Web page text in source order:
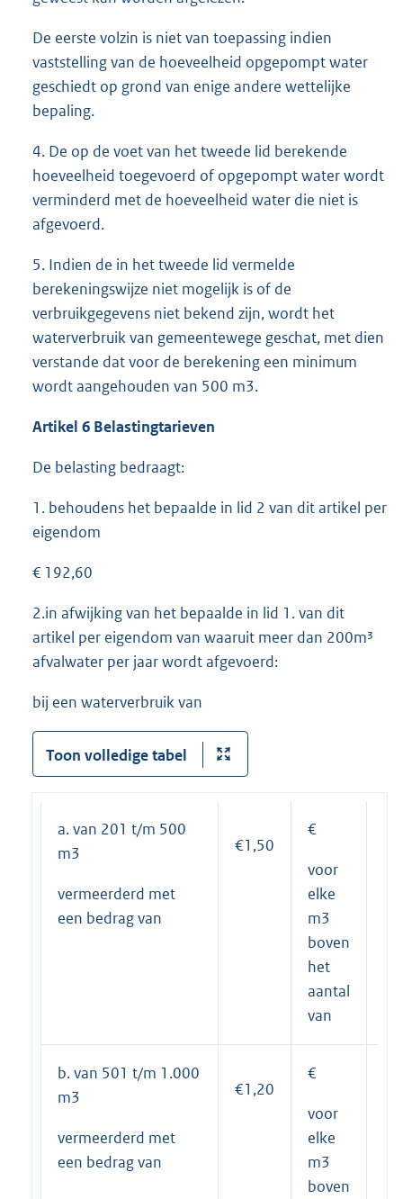
De eerste volzin is niet van toepassing indien
vaststelling van de hoeveelheid opgepompt water
geschiedt op grond van enige andere wettelijke
bepaling.
4. De op de voet van het tweede lid berekende
hoeveelheid toegevoerd of opgepompt water wordt
verminderd met de hoeveelheid water die niet is
afgevoerd.
5. Indien de in het tweede lid vermelde
berekeningswijze niet mogelijk is of de
verbruikgegevens niet bekend zijn, wordt het
waterverbruik van gemeentewege geschat, met dien
verstande dat voor de berekening een minimum
wordt aangehouden van 500 m3.
Artikel 6 Belastingtarieven
De belasting bedraagt:
1. behoudens het bepaalde in lid 2 van dit artikel per
eigendom
€ 192,60
2.in afwijking van het bepaalde in lid 1. van dit
artikel per eigendom van waaruit meer dan 200m³
afvalwater per jaar wordt afgevoerd:
bij een waterverbruik van
Toon volledige tabel
a. van 201 t/m 500
m3
vermeerderd met
een bedrag van
€1,50
€
voor
elke
m3
boven
het
aantal
van
b. van 501 t/m 1.000
m3
vermeerderd met
een bedrag van
€1,20
€
voor
elke
m3
boven